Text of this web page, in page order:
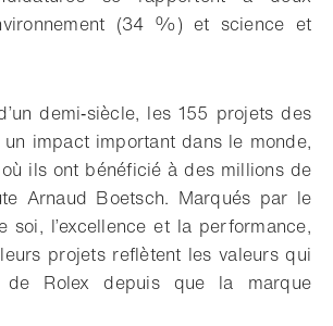
(34 %) et science et
demi‑siècle, les 155 projets des
impact important dans le monde,
ils ont bénéficié à des millions de
Arnaud Boetsch. Marqués par le
soi, l’excellence et la performance,
projets reflètent les valeurs qui
Rolex depuis que la marque